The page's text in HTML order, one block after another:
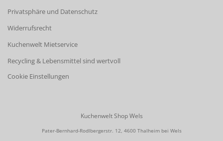
Privatsphäre und Datenschutz
Widerrufsrecht
Kuchenwelt Mietservice
Recycling & Lebensmittel sind wertvoll
Cookie Einstellungen
Kuchenwelt Shop Wels
Pater-Bernhard-Rodlbergerstr. 12, 4600 Thalheim bei Wels